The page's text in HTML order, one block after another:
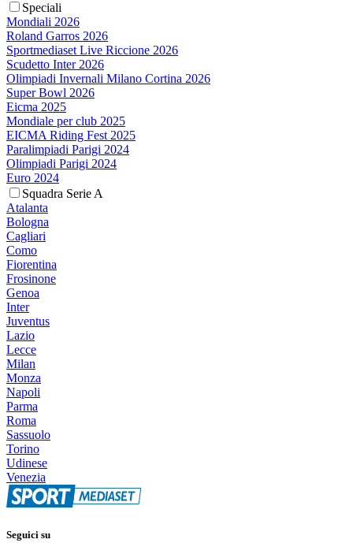
Speciali
Mondiali 2026
Roland Garros 2026
Sportmediaset Live Riccione 2026
Scudetto Inter 2026
Olimpiadi Invernali Milano Cortina 2026
Super Bowl 2026
Eicma 2025
Mondiale per club 2025
EICMA Riding Fest 2025
Paralimpiadi Parigi 2024
Olimpiadi Parigi 2024
Euro 2024
Squadra Serie A
Atalanta
Bologna
Cagliari
Como
Fiorentina
Frosinone
Genoa
Inter
Juventus
Lazio
Lecce
Milan
Monza
Napoli
Parma
Roma
Sassuolo
Torino
Udinese
Venezia
Seguici su